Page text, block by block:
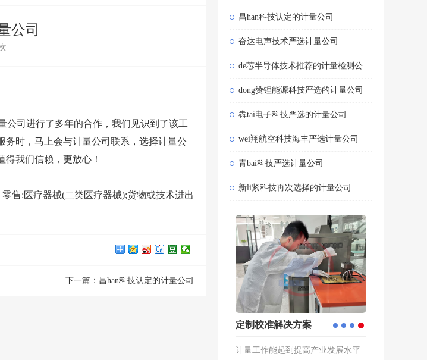
公司
公司进行了多年的合作，我们见识到了该工
务时，马上会与计量公司联系，选择计量公
我们信赖，更放心！
售:医疗器械(二类医疗器械);货物或技术进出
下一篇： 昌han科技认定的计量公司
昌han科技认定的计量公司
奋达电声技术严选计量公司
de芯半导体技术推荐的计量检测公
dong赞锂能源科技严选的计量公司
犇tai电子科技严选的计量公司
wei翔航空科技海丰严选计量公司
青bai科技严选计量公司
新li紧科技再次选择的计量公司
仪器校准
仪器校准是仪器设备管理中非常重